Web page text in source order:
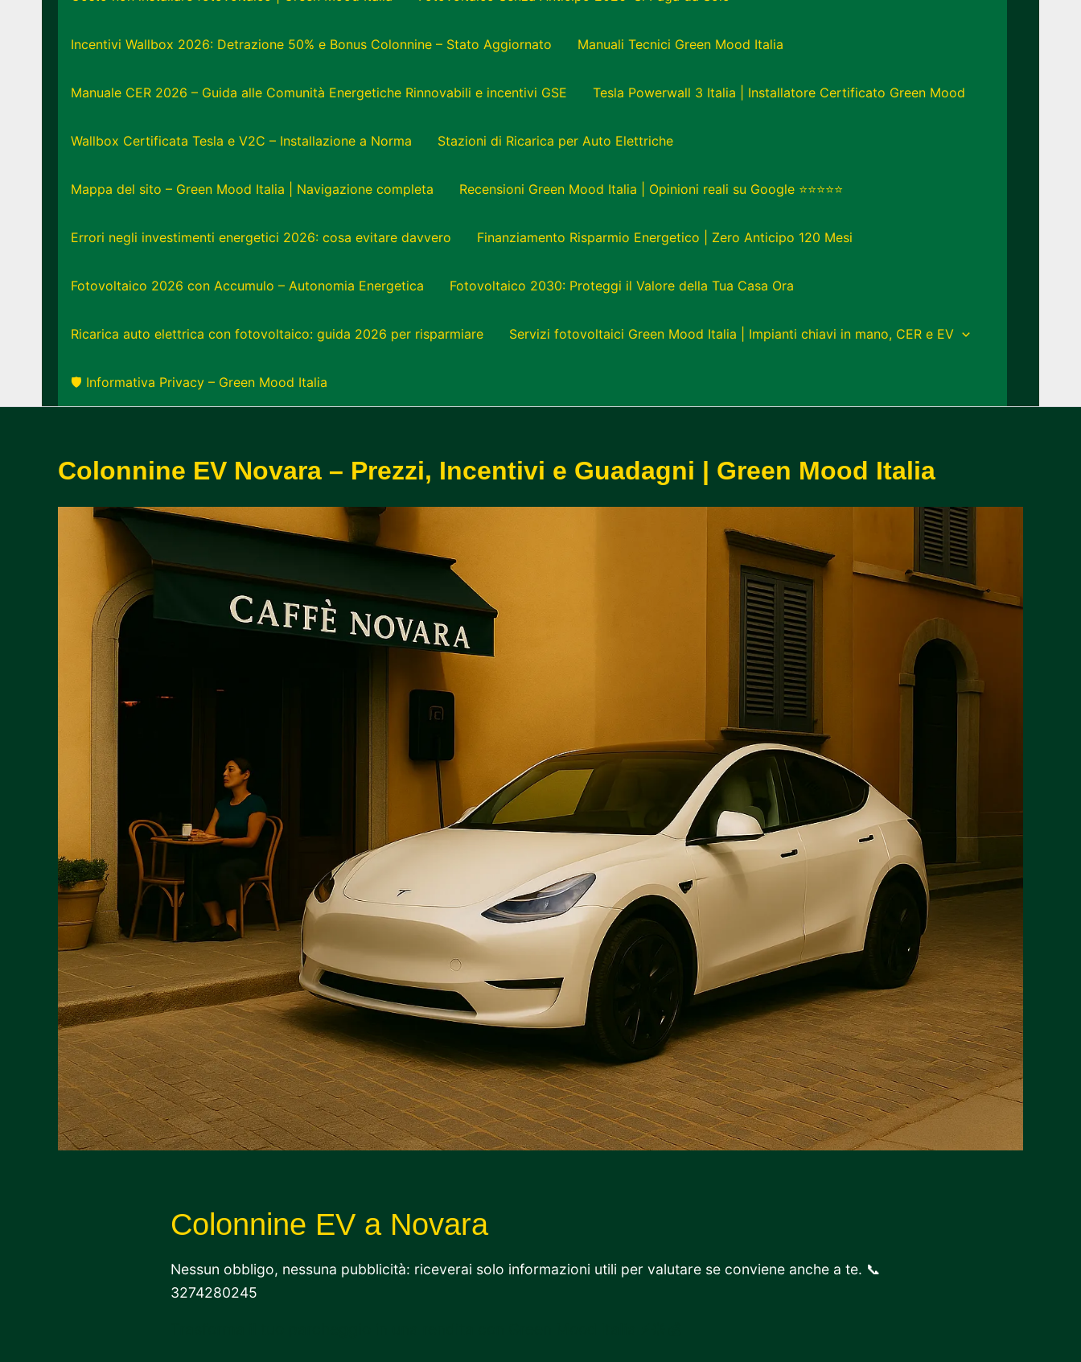
Incentivi Wallbox 2026: Detrazione 50% e Bonus Colonnine – Stato Aggiornato Manuali Tecnici Green Mood Italia
Manuale CER 2026 – Guida alle Comunità Energetiche Rinnovabili e incentivi GSE Tesla Powerwall 3 Italia | Installatore Certificato Green Mood
Wallbox Certificata Tesla e V2C – Installazione a Norma Stazioni di Ricarica per Auto Elettriche
Mappa del sito – Green Mood Italia | Navigazione completa Recensioni Green Mood Italia | Opinioni reali su Google ⭐⭐⭐⭐⭐
Errori negli investimenti energetici 2026: cosa evitare davvero Finanziamento Risparmio Energetico | Zero Anticipo 120 Mesi
Fotovoltaico 2026 con Accumulo – Autonomia Energetica Fotovoltaico 2030: Proteggi il Valore della Tua Casa Ora
Ricarica auto elettrica con fotovoltaico: guida 2026 per risparmiare Servizi fotovoltaici Green Mood Italia | Impianti chiavi in mano, CER e EV
🛡️ Informativa Privacy – Green Mood Italia
Colonnine EV Novara – Prezzi, Incentivi e Guadagni | Green Mood Italia
Colonnine EV a Novara
Nessun obbligo, nessuna pubblicità: riceverai solo informazioni utili per valutare se conviene anche a te. 📞
3274280245